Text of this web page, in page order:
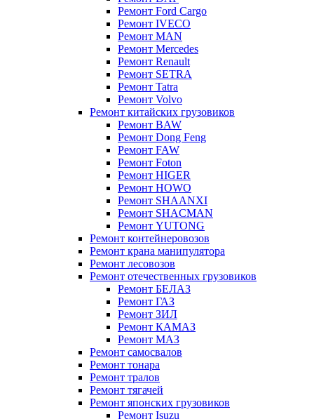
Ремонт Ford Cargo
Ремонт IVECO
Ремонт MAN
Ремонт Mercedes
Ремонт Renault
Ремонт SETRA
Ремонт Tatra
Ремонт Volvo
Ремонт китайских грузовиков
Ремонт BAW
Ремонт Dong Feng
Ремонт FAW
Ремонт Foton
Ремонт HIGER
Ремонт HOWO
Ремонт SHAANXI
Ремонт SHACMAN
Ремонт YUTONG
Ремонт контейнеровозов
Ремонт крана манипулятора
Ремонт лесовозов
Ремонт отечественных грузовиков
Ремонт БЕЛАЗ
Ремонт ГАЗ
Ремонт ЗИЛ
Ремонт КАМАЗ
Ремонт МАЗ
Ремонт самосвалов
Ремонт тонара
Ремонт тралов
Ремонт тягачей
Ремонт японских грузовиков
Ремонт Isuzu